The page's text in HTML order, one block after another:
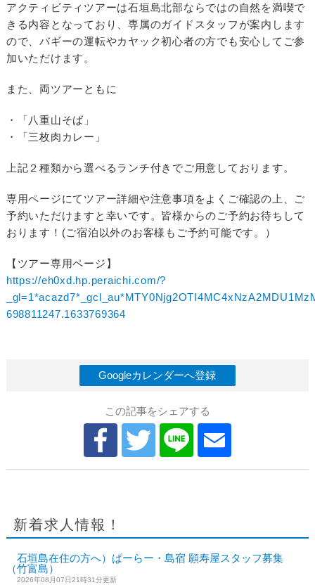
アクティビティツアーは石垣島北部ならではの自然を満喫で
きる内容となっており、専属のガイドスタッフが案内します
ので、バギーの運転やカヤック初心者の方でも安心してご参
加いただけます。
また、両ツアーともに
・「八重山そば」
・「三枚肉カレー」
上記２種類から選べるランチ付きでご用意しております。
専用ページにてツアー詳細や注意事項をよくご確認の上、ご
予約いただけますと幸いです。皆様からのご予約お待ちして
おります！(ご宿泊以外のお客様もご予約可能です。）
【ツアー専用ページ】
https://eh0xd.hp.peraichi.com/?
698811247.1633769364
Googleカレンダーへ登録
この記事をシェアする
新着求人情報！
石垣島在住の方へ）ぱーらー・島宿 願寿屋スタッフ募集
（竹富島）
2026年08月07日21時31分更新